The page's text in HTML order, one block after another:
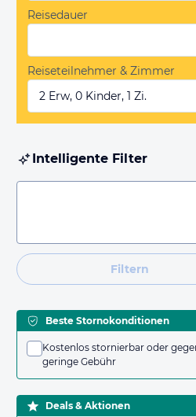
Reisedauer
Reiseteilnehmer & Zimmer
2 Erw, 0 Kinder, 1 Zi.
Intelligente Filter
Filtern
Beste Stornokonditionen
Kostenlos stornierbar oder
geringe Gebühr
Deals & Aktionen